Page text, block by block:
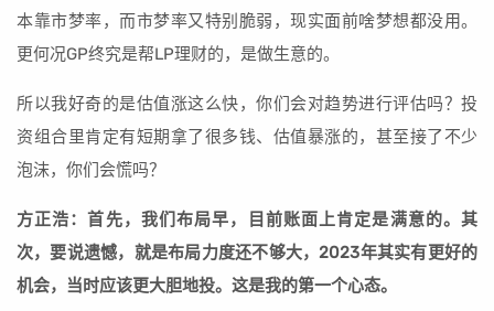
本靠市梦率，而市梦率又特别脆弱，现实面前啥梦想都没用。
更何况GP终究是帮LP理财的，是做生意的。
所以我好奇的是估值涨这么快，你们会对趋势进行评估吗？投
资组合里肯定有短期拿了很多钱、估值暴涨的，甚至接了不少
泡沫，你们会慌吗？
方正浩：首先，我们布局早，目前账面上肯定是满意的。其
次，要说遗憾，就是布局力度还不够大，2023年其实有更好的
机会，当时应该更大胆地投。这是我的第一个心态。